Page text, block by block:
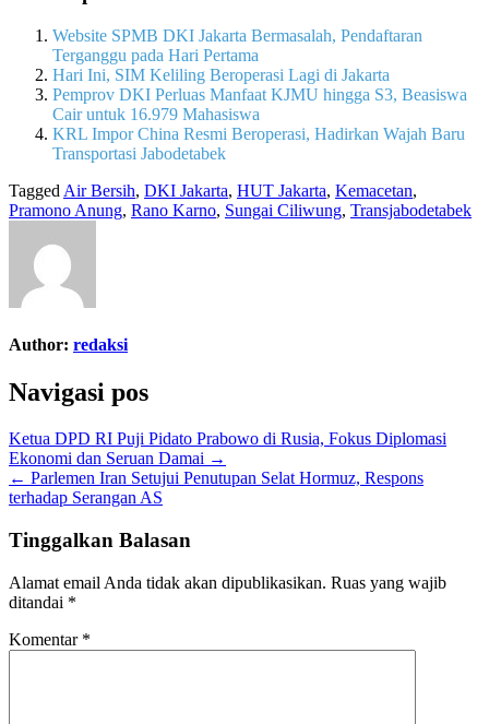
Website SPMB DKI Jakarta Bermasalah, Pendaftaran
Terganggu pada Hari Pertama
Hari Ini, SIM Keliling Beroperasi Lagi di Jakarta
Pemprov DKI Perluas Manfaat KJMU hingga S3, Beasiswa
Cair untuk 16.979 Mahasiswa
KRL Impor China Resmi Beroperasi, Hadirkan Wajah Baru
Transportasi Jabodetabek
Tagged Air Bersih, DKI Jakarta, HUT Jakarta, Kemacetan,
Pramono Anung, Rano Karno, Sungai Ciliwung, Transjabodetabek
Author: redaksi
Navigasi pos
Ketua DPD RI Puji Pidato Prabowo di Rusia, Fokus Diplomasi
Ekonomi dan Seruan Damai →
← Parlemen Iran Setujui Penutupan Selat Hormuz, Respons
terhadap Serangan AS
Tinggalkan Balasan
Alamat email Anda tidak akan dipublikasikan. Ruas yang wajib
ditandai *
Komentar *